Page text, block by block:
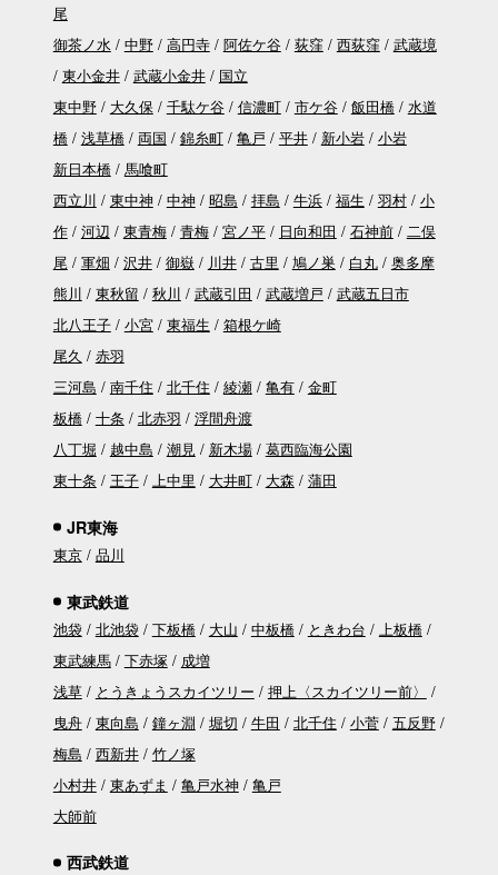
尾
御茶ノ水
中野 高円寺 阿佐ケ谷 荻窪 西荻窪
武蔵境
東小金井
武蔵小金井
国立
東中野
大久保 千駄ケ谷 信濃町 市ケ谷 飯田橋
水道
橋
浅草橋 両国 錦糸町 亀戸 平井 新小岩
小岩
新日本橋
馬喰町
西立川
東中神 中神 昭島 拝島 牛浜 福生 羽村
小
作
河辺 東青梅 青梅 宮ノ平 日向和田 石神前
二俣
尾
軍畑 沢井 御嶽 川井 古里 鳩ノ巣 白丸
奥多摩
熊川
東秋留 秋川 武蔵引田 武蔵増戸
武蔵五日市
北八王子
小宮 東福生
箱根ケ崎
尾久
赤羽
三河島
南千住 北千住 綾瀬 亀有
金町
板橋
十条 北赤羽
浮間舟渡
八丁堀
越中島 潮見 新木場
葛西臨海公園
東十条
王子 上中里 大井町 大森 蒲田
JR東海
東京 品川
東武鉄道
池袋 北池袋 下板橋 大山 中板橋 ときわ台
上板橋
東武練馬
下赤塚
成増
浅草
とうきょうスカイツリー
押上〈スカイツリー前〉
曳舟
東向島 鐘ヶ淵 堀切 牛田 北千住 小菅
五反野
梅島
西新井
竹ノ塚
小村井
東あずま 亀戸水神
亀戸
大師前
西武鉄道